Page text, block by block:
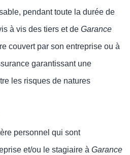
pendant toute la durée de
à vis des tiers et de Garance
couvert par son entreprise ou à
garantissant une
les risques de natures
personnel qui sont
et/ou le stagiaire à Garance